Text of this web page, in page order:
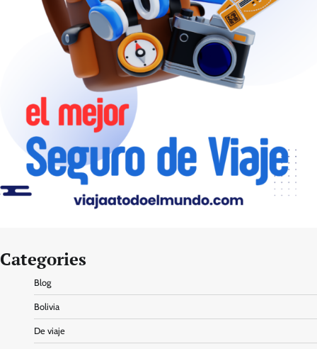
Categories
Blog
Bolivia
De viaje